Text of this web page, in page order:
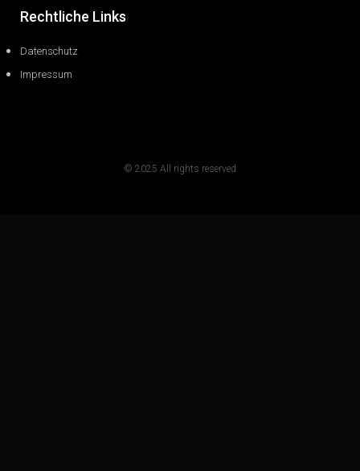
Rechtliche Links
Datenschutz
Impressum
© 2025 All rights reserved